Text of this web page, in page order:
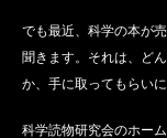
でも最近、科学の本が
聞きます。それは、ど
か、手に取ってもらい
科学読物研究会のホー